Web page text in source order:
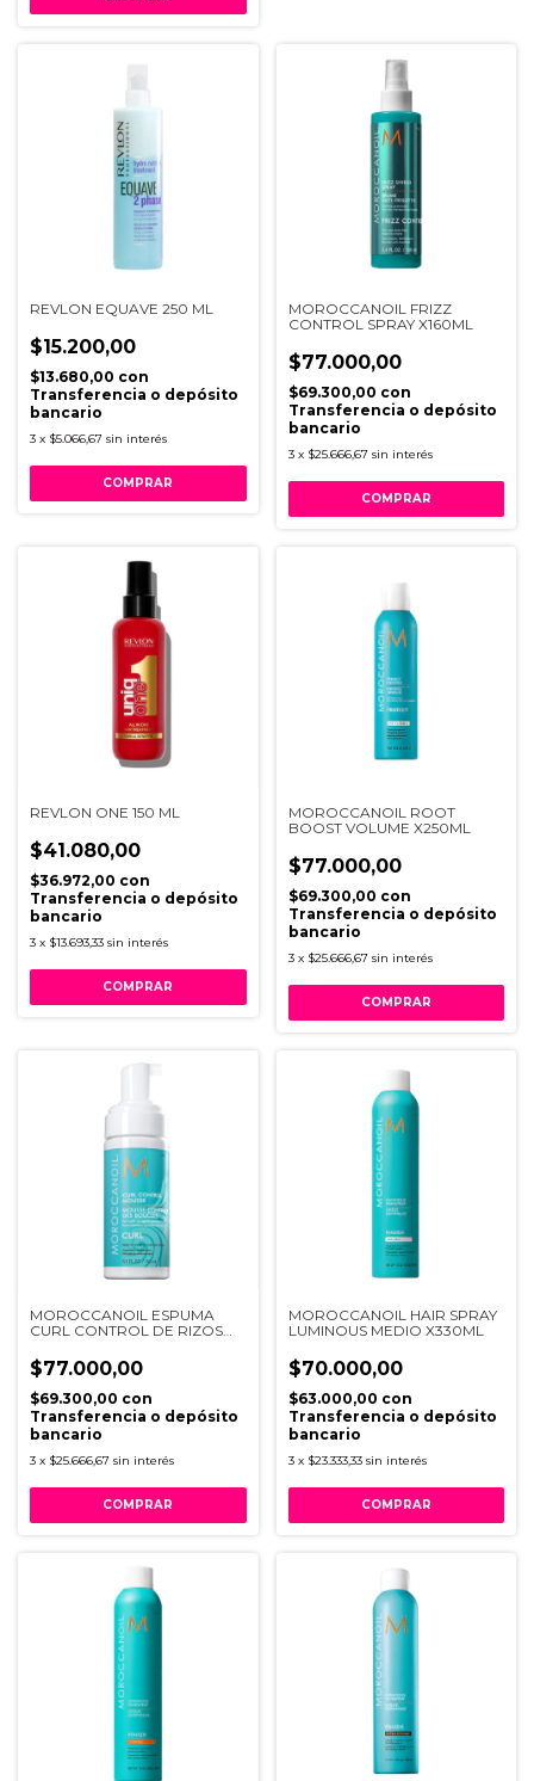
REVLON EQUAVE 250 ML
$15.200,00
$13.680,00 con
Transferencia o depósito
bancario
3 x $5.066,67 sin interés
MOROCCANOIL FRIZZ
CONTROL SPRAY X160ML
$77.000,00
$69.300,00 con
Transferencia o depósito
bancario
3 x $25.666,67 sin interés
REVLON ONE 150 ML
$41.080,00
$36.972,00 con
Transferencia o depósito
bancario
3 x $13.693,33 sin interés
MOROCCANOIL ROOT
BOOST VOLUME X250ML
$77.000,00
$69.300,00 con
Transferencia o depósito
bancario
3 x $25.666,67 sin interés
MOROCCANOIL ESPUMA
CURL CONTROL DE RIZOS
$77.000,00
$69.300,00 con
Transferencia o depósito
bancario
3 x $25.666,67 sin interés
MOROCCANOIL HAIR SPRAY
LUMINOUS MEDIO X330ML
$70.000,00
$63.000,00 con
Transferencia o depósito
bancario
3 x $23.333,33 sin interés